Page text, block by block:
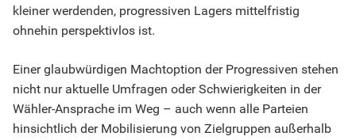
kleiner werdenden, progressiven Lagers mittelfristig
ohnehin perspektivlos ist.
Einer glaubwürdigen Machtoption der Progressiven stehen
nicht nur aktuelle Umfragen oder Schwierigkeiten in der
Wähler-Ansprache im Weg – auch wenn alle Parteien
hinsichtlich der Mobilisierung von Zielgruppen außerhalb